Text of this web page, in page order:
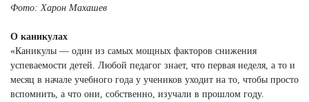
Фото: Харон Махашев
О каникулах
«Каникулы — один из самых мощных факторов снижения
успеваемости детей. Любой педагог знает, что первая неделя, а то и
месяц в начале учебного года у учеников уходит на то, чтобы просто
вспомнить, а что они, собственно, изучали в прошлом году.